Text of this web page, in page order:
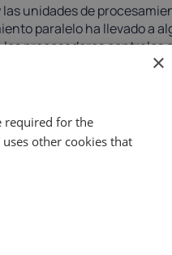
unidades de
paralelo ha llevado a
procesadores centrales
para manejar
como el aprendizaje
áreas las convierten en
y pueden manejar
de cambio de
de los sistemas
como ejecutar el sistema
se utilizan para
Sin embargo, a medida
que ambas unidades
×
required for the
uses other cookies that